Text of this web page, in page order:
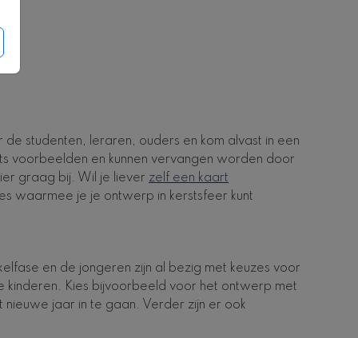
studenten, leraren, ouders en kom alvast in een
voorbeelden en kunnen vervangen worden door
graag bij. Wil je liever zelf een kaart
waarmee je je ontwerp in kerstsfeer kunt
en de jongeren zijn al bezig met keuzes voor
kinderen. Kies bijvoorbeeld voor het ontwerp met
nieuwe jaar in te gaan. Verder zijn er ook